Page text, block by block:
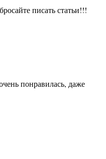
писать статьи!!!
понравилась, даже